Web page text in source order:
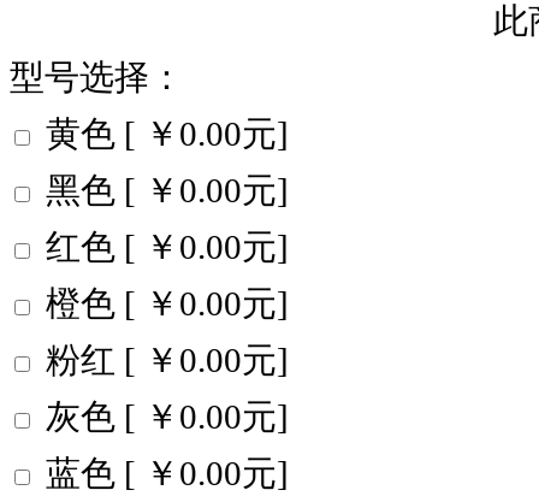
此
型号选择：
黄色 [ ￥0.00元]
黑色 [ ￥0.00元]
红色 [ ￥0.00元]
橙色 [ ￥0.00元]
粉红 [ ￥0.00元]
灰色 [ ￥0.00元]
蓝色 [ ￥0.00元]